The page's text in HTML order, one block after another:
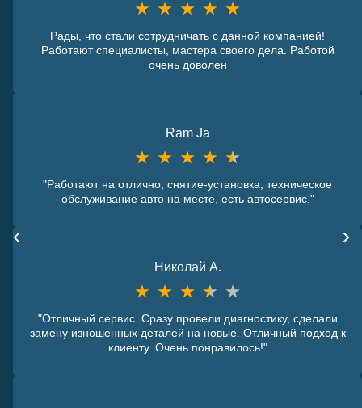
Рады, что стали сотрудничать с данной компанией!
Работают специалисты, мастера своего дела. Работой
очень доволен
Ram Ja
"Работают на отлично, снятие-установка, техническое
обслуживание авто на месте, есть автосервис."
Николай А.
"Отличный сервис. Сразу провели диагностику, сделали
замену изношенных деталей на новые. Отличный подход к
клиенту. Очень понравилось!"